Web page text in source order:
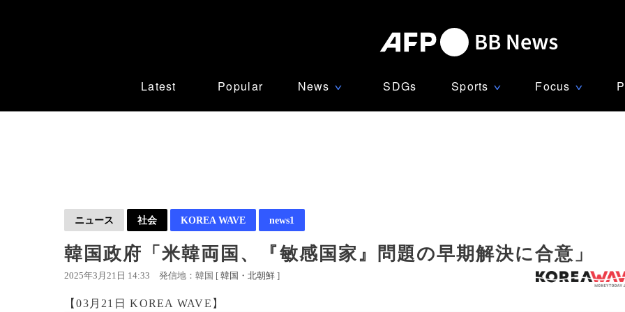
Latest Popular News ∨ SDGs Sports ∨ Focus ∨
ニュース 社会 KOREA WAVE news1
韓国政府「米韓両国、『敏感国家』問題の早期解決に合意」
2025年3月21日 14:33 発信地：韓国 [ 韓国・北朝鮮 ]
【03月21日 KOREA WAVE】